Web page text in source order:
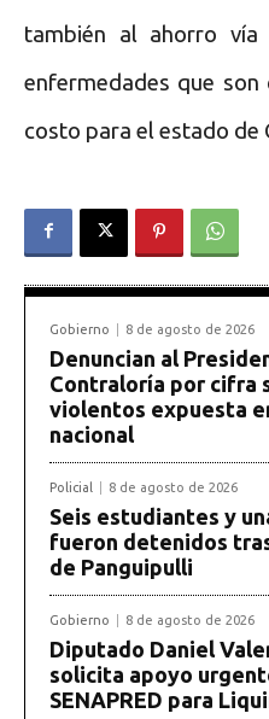
también al ahorro vía
enfermedades que
costo para el estado de
Gobierno 8 de agosto de 2026
Denuncian al
Contraloría por cifra
violentos expuesta
nacional
Policial 8 de agosto de 2026
Seis estudiantes y
fueron detenidos
de Panguipulli
Gobierno 8 de agosto de 2026
Diputado Daniel
solicita apoyo
SENAPRED para